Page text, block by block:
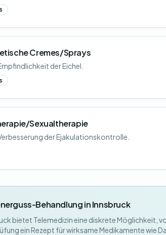
Cremes/Sprays
der Eichel.
Sexualtherapie
der Ejakulationskontrolle.
Behandlung in Innsbruck
bietet Telemedizin eine diskrete Möglichkeit,
ein Rezept für wirksame Medikamente wie